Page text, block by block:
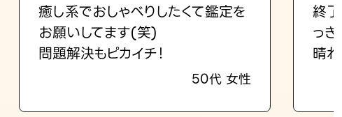
癒し系でおしゃべりしたくて鑑定を
お願いしてます(笑)
問題解決もピカイチ！
50代 女性
終
っ
晴